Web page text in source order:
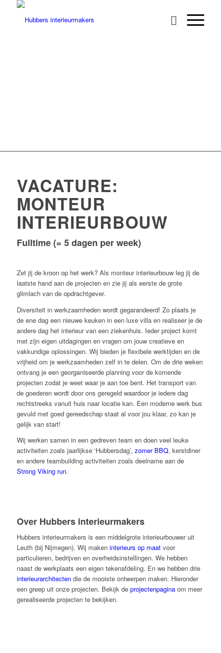
VACATURE:
MONTEUR
INTERIEURBOUW
Fulltime (= 5 dagen per week)
Zet jij de kroon op het werk? Als monteur interieurbouw leg jij de
laatste hand aan de projecten en zie jij als eerste de grote
glimlach van de opdrachtgever.
Diversiteit in werkzaamheden wordt gegarandeerd! Zo plaats je
de ene dag een nieuwe keuken in een luxe villa en realiseer je de
andere dag het interieur van een ziekenhuis. Ieder project komt
met zijn eigen uitdagingen en vragen om jouw creatieve en
vakkundige oplossingen. Wij bieden je flexibele werktijden en de
vrijheid om je werkzaamheden zelf in te delen. Om de drie weken
ontvang je een georganiseerde planning voor de komende
projecten zodat je weet waar je aan toe bent. Het transport van
de goederen wordt door ons geregeld waardoor je iedere dag
rechtstreeks vanuit huis naar locatie kan. Een moderne werk bus
gevuld met goed gereedschap staat al voor jou klaar, zo kan je
gelijk van start!
Wij werken samen in een gedreven team en doen veel leuke
activiteiten zoals jaarlijkse ‘Hubbersdag’, zomer BBQ, kerstdiner
en andere teambuilding activiteiten zoals deelname aan de
Strong Viking run.
Over Hubbers interieurmakers
Hubbers interieurmakers is een middelgrote interieurbouwer uit
Leuth (bij Nijmegen). Wij maken interieurs op maatvoor
particulieren, bedrijven en overheidsinstellingen. We hebben
naast de werkplaats een eigen tekenafdeling. En we hebben drie
interieurarchitectendie de mooiste ontwerpen maken. Hieronder
een greep uit onze projecten. Bekijk de projectenpaginaom meer
gerealiseerde projecten te bekijken.